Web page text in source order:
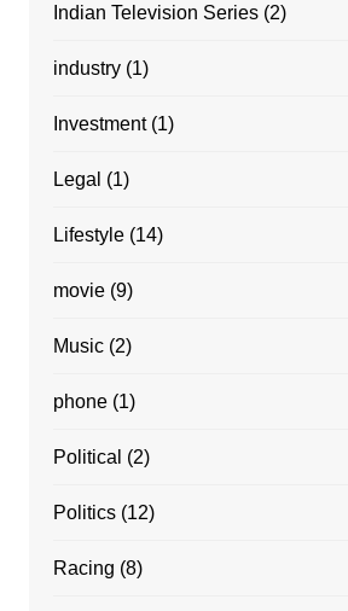
Indian Television Series(2)
industry(1)
Investment(1)
Legal (1)
Lifestyle(14)
movie(9)
Music(2)
phone(1)
Political (2)
Politics(12)
Racing (8)